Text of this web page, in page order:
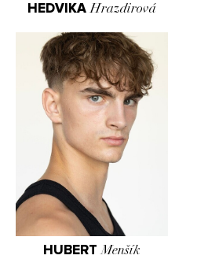
HEDVIKA Hrazdirová
HUBERT Menšík